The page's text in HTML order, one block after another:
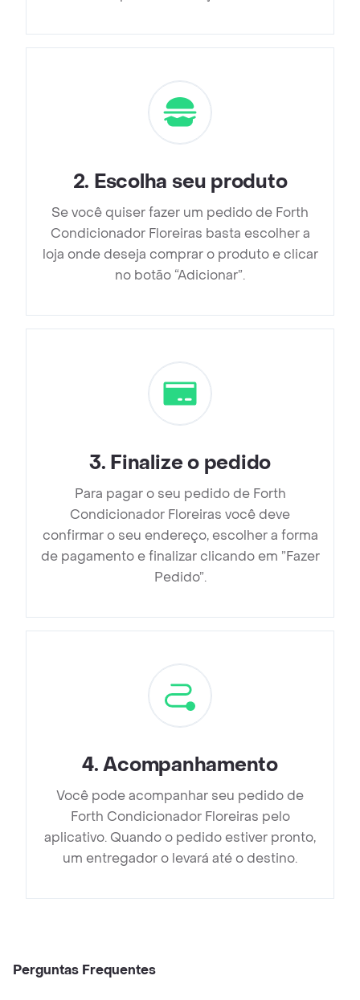
2. Escolha seu produto
Se você quiser fazer um pedido de Forth
Condicionador Floreiras basta escolher a
loja onde deseja comprar o produto e clicar
no botão “Adicionar”.
3. Finalize o pedido
Para pagar o seu pedido de Forth
Condicionador Floreiras você deve
confirmar o seu endereço, escolher a forma
de pagamento e finalizar clicando em ”Fazer
Pedido”.
4.Acompanhamento
Você pode acompanhar seu pedido de
Forth Condicionador Floreiras pelo
aplicativo. Quando o pedido estiver pronto,
um entregador o levará até o destino.
Perguntas Frequentes